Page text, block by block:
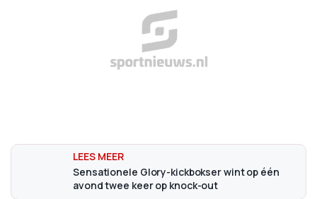
Sensationele Glory-kickbokser wint op één
avond twee keer op knock-out